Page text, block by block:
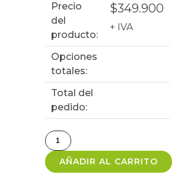
Precio
del
producto:
$349.900
+ IVA
Opciones
totales:
Total del
pedido:
AÑADIR AL CARRITO